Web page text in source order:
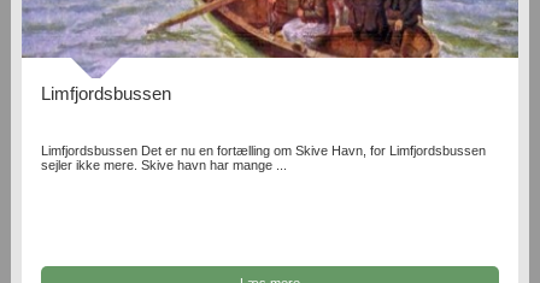
Limfjordsbussen
Limfjordsbussen Det er nu en fortælling om Skive Havn, for Limfjordsbussen
sejler ikke mere. Skive havn har mange ...